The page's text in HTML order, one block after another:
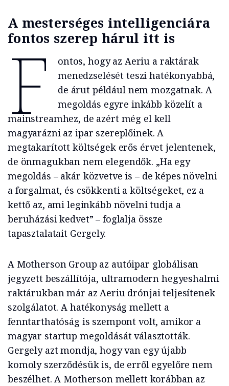
A mesterséges intelligenciára
fontos szerep hárul itt is
F
ontos, hogy az Aeriu a raktárak
menedzselését teszi hatékonyabbá,
de árut például nem mozgatnak. A
megoldás egyre inkább közelít a
mainstreamhez, de azért még el kell
magyarázni az ipar szereplőinek. A
megtakarított költségek erős érvet jelentenek,
de önmagukban nem elegendők. „Ha egy
megoldás – akár közvetve is – de képes növelni
a forgalmat, és csökkenti a költségeket, ez a
kettő az, ami leginkább növelni tudja a
beruházási kedvet” – foglalja össze
tapasztalatait Gergely.
A Motherson Group az autóipar globálisan
jegyzett beszállítója, ultramodern hegyeshalmi
raktárukban már az Aeriu drónjai teljesítenek
szolgálatot. A hatékonyság mellett a
fenntarthatóság is szempont volt, amikor a
magyar startup megoldását választották.
Gergely azt mondja, hogy van egy újabb
komoly szerződésük is, de erről egyelőre nem
beszélhet. A Motherson mellett korábban az